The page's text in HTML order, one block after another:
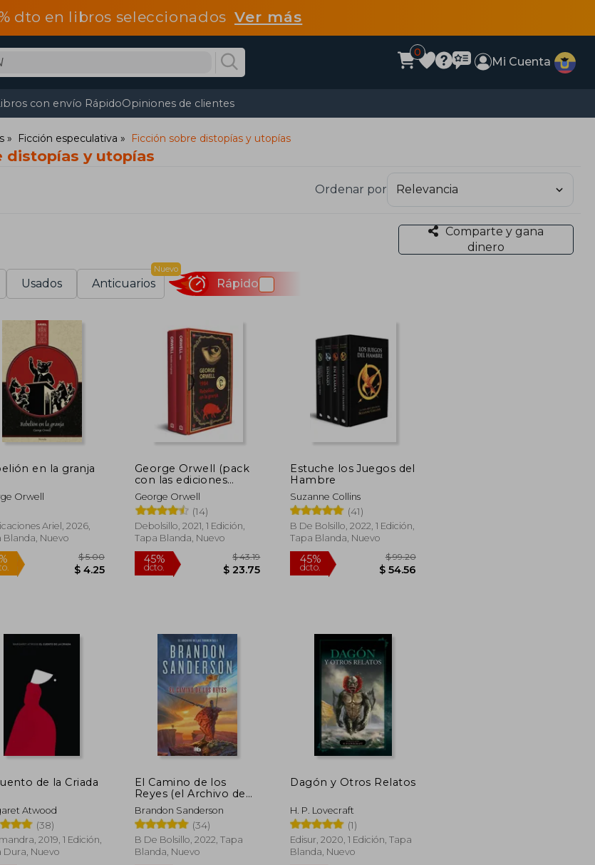
dto en libros seleccionadosVer más
0
Mi Cuenta
con envío RápidoOpiniones de clientes
Ficción especulativa Ficción sobre distopías y utopías
distopías y utopías
Ordenar por
Comparte y gana
dinero
Usados Anticuarios
Nuevo
Rápido
en la granja
Orwell
Ariel, 2026,
Blanda, Nuevo
George Orwell (pack
con las ediciones
definitivas avaladas por
The Orwell Estate de
1984 y Rebelión en la
granja)
George Orwell
(14)
Debolsillo, 2021, 1 Edición,
Tapa Blanda, Nuevo
$ 23.75
Estuche los Juegos del
Hambre
Suzanne Collins
(41)
B De Bolsillo, 2022, 1 Edición,
Tapa Blanda, Nuevo
de la Criada
Atwood
(38)
2019, 1 Edición,
Dura, Nuevo
El Camino de los
Reyes (el Archivo de
las Tormentas 1)
Brandon Sanderson
(34)
B De Bolsillo, 2022, Tapa
Blanda, Nuevo
Dagón y Otros Relatos
H. P. Lovecraft
(1)
Edisur, 2020, 1 Edición, Tapa
Blanda, Nuevo